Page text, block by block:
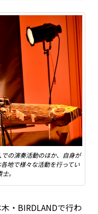
の演奏活動のほか、自身が
地で様々な活動を行ってい
。
・BIRDLANDで行わ